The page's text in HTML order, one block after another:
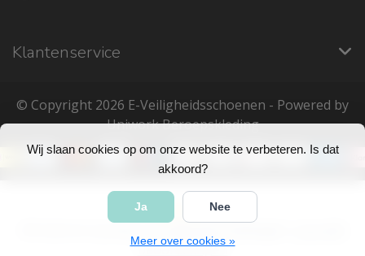
Wij slaan cookies op om onze website te verbeteren. Is dat
akkoord?
Ja Nee
Meer over cookies »
Klantenservice
© Copyright 2026 ‎E-Veiligheidsschoenen - Powered by
Uniwork Beroepskleding
beoordelingen